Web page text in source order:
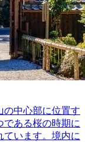
の中心部に位置す
である桜の時期に
ています。境内に